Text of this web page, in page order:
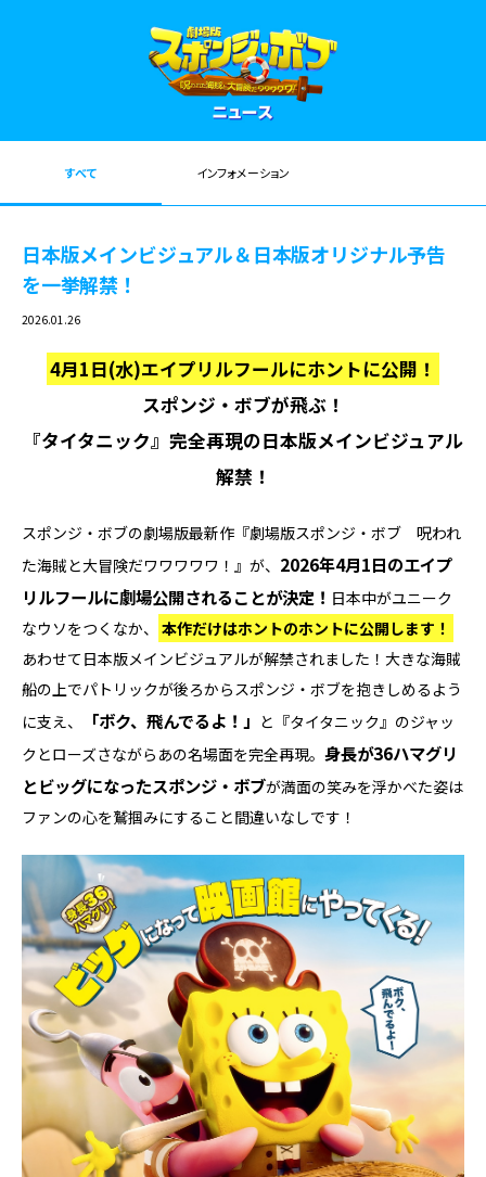
すべて インフォメーション
日本版メインビジュアル＆日本版オリジナル予告
を一挙解禁！
2026.01.26
4月1日(水)エイプリルフールにホントに公開！
スポンジ・ボブが飛ぶ！
『タイタニック』完全再現の日本版メインビジュアル
解禁！
スポンジ・ボブの劇場版最新作『劇場版スポンジ・ボブ 呪われ
た海賊と大冒険だワワワワワ！』が、 2026年4月1日のエイプ
リルフールに劇場公開されることが決定！ 日本中がユニーク
なウソをつくなか、 本作だけはホントのホントに公開します！
あわせて日本版メインビジュアルが解禁されました！大きな海賊
船の上でパトリックが後ろからスポンジ・ボブを抱きしめるよう
に支え、
「ボク、飛んでるよ！」 と『タイタニック』のジャッ
クとローズさながらあの名場面を完全再現。 身長が36ハマグリ
とビッグになったスポンジ・ボブが満面の笑みを浮かべた姿は
ファンの心を鷲掴みにすること間違いなしです！